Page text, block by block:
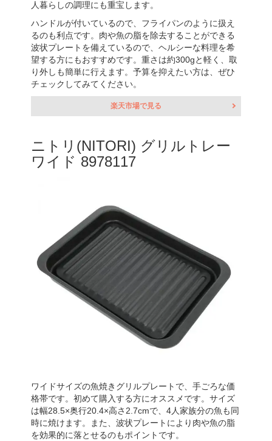
人暮らしの調理にも重宝します。
ハンドルが付いているので、フライパンのように扱え
るのも利点です。肉や魚の脂を除去することができる
波状プレートを備えているので、ヘルシーな料理を希
望する方にもおすすめです。重さは約300gと軽く、取
り外しも簡単に行えます。予算を抑えたい方は、ぜひ
チェックしてみてください。
楽天市場で見る
ニトリ(NITORI) グリルトレー
ワイド 8978117
ワイドサイズの魚焼きグリルプレートで、手ごろな価
格帯です。初めて購入する方にオススメです。サイズ
は幅28.5×奥行20.4×高さ2.7cmで、4人家族分の魚も同
時に焼けます。また、波状プレートにより肉や魚の脂
を効果的に落とせるのもポイントです。